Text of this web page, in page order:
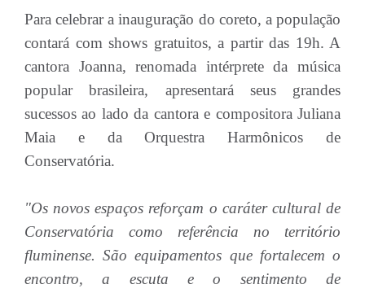
Para celebrar a inauguração do coreto, a população
contará com shows gratuitos, a partir das 19h. A
cantora Joanna, renomada intérprete da música
popular brasileira, apresentará seus grandes
sucessos ao lado da cantora e compositora Juliana
Maia e da Orquestra Harmônicos de
Conservatória.
"Os novos espaços reforçam o caráter cultural de
Conservatória como referência no território
fluminense. São equipamentos que fortalecem o
encontro, a escuta e o sentimento de